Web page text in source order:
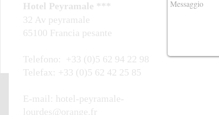
Hotel Peyramale ***
32 Av peyramale
65100 Francia pesante
Telefono: +33 (0)5 62 94 22 98
Telefax: +33 (0)5 62 42 25 85
E-mail: hotel-peyramale-
lourdes@orange.fr